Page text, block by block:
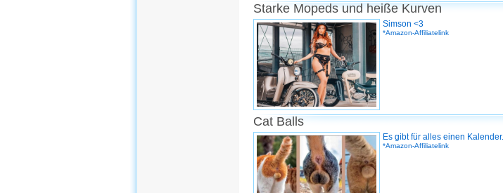
Starke Mopeds und heiße Kurven
Simson <3
*Amazon-Affiliatelink
Cat Balls
Es gibt für alles einen Kalender.
*Amazon-Affiliatelink